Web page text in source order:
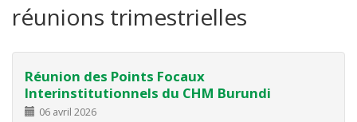
réunions trimestrielles
Réunion des Points Focaux
Interinstitutionnels du CHM Burundi
06 avril 2026